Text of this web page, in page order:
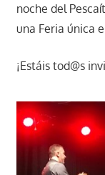
noche del
una Feria única
¡Estáis tod@s